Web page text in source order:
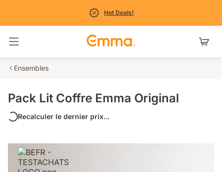
Hot Deals!
Basculer la navigation
Ensembles
Pack Lit Coffre Emma Original
Recalculer le dernier prix...